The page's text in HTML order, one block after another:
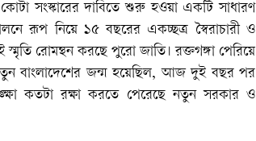
সংস্কারের দাবিতে শুরু হওয়া একটি সাধারণ
রূপ নিয়ে ১৫ বছরের একচ্ছত্র স্বৈরাচারী ও
স্মৃতি রোমন্থন করছে পুরো জাতি। রক্তগঙ্গা পেরিয়ে
বাংলাদেশের জন্ম হয়েছিল, আজ দুই বছর পর
কতটা রক্ষা করতে পেরেছে নতুন সরকার ও